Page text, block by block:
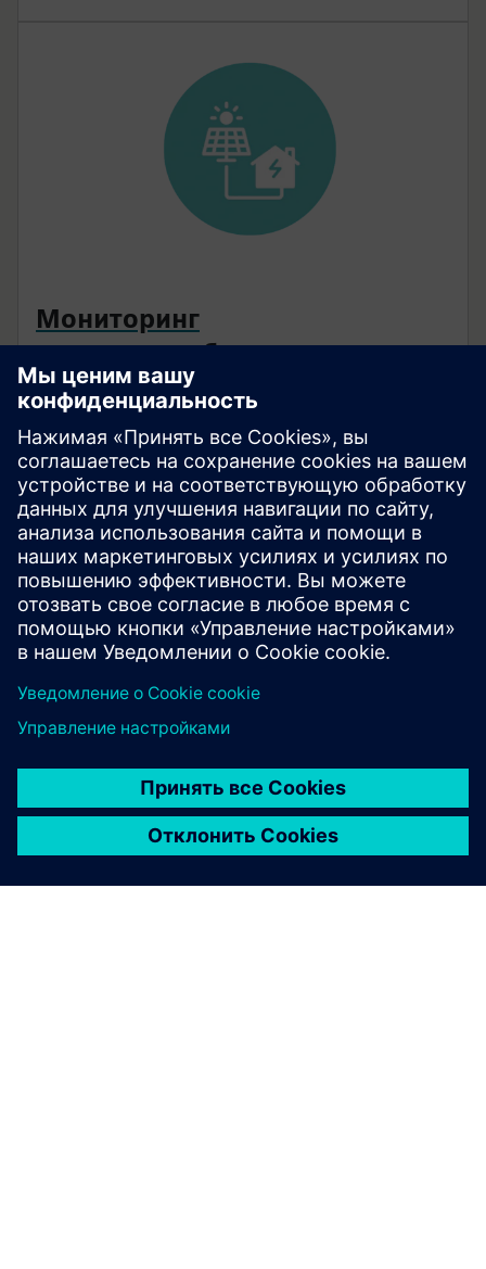
Мониторинг
энергопотребления
Inhab Energy Monitor постоянно контролирует
энергопотребление вашего дома. Получайте
рекомендации по более эффективному
использованию энергии, получайте уведомления
о ненормальном энергопотреблении в доме и
отслеживайте использование зарядного
устройства для электромобилей и солнечной
энергии.